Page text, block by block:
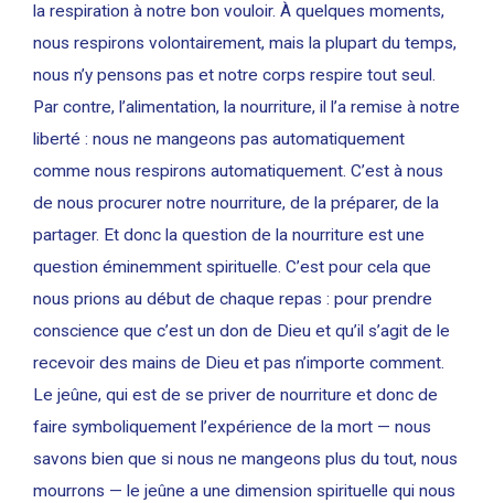
la respiration à notre bon vouloir. À quelques moments,
nous respirons volontairement, mais la plupart du temps,
nous n’y pensons pas et notre corps respire tout seul.
Par contre, l’alimentation, la nourriture, il l’a remise à notre
liberté : nous ne mangeons pas automatiquement
comme nous respirons automatiquement. C’est à nous
de nous procurer notre nourriture, de la préparer, de la
partager. Et donc la question de la nourriture est une
question éminemment spirituelle. C’est pour cela que
nous prions au début de chaque repas : pour prendre
conscience que c’est un don de Dieu et qu’il s’agit de le
recevoir des mains de Dieu et pas n’importe comment.
Le jeûne, qui est de se priver de nourriture et donc de
faire symboliquement l’expérience de la mort — nous
savons bien que si nous ne mangeons plus du tout, nous
mourrons — le jeûne a une dimension spirituelle qui nous